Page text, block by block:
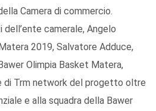
Camera di commercio.
dell’ente camerale, Angelo
2019, Salvatore Adduce,
Olimpia Basket Matera,
di Trm network del progetto oltre
e alla squadra della Bawer